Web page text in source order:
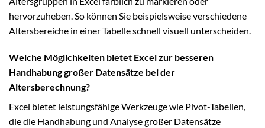
hervorzuheben. So können Sie beispielsweise verschiedene
Altersbereiche in einer Tabelle schnell visuell unterscheiden.
Welche Möglichkeiten bietet Excel zur besseren
Handhabung großer Datensätze bei der
Altersberechnung?
Excel bietet leistungsfähige Werkzeuge wie Pivot-Tabellen,
die die Handhabung und Analyse großer Datensätze